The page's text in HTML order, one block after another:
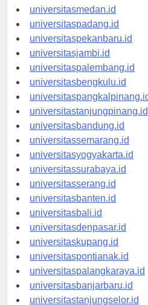
universitasaceh.id
universitasmedan.id
universitaspadang.id
universitaspekanbaru.id
universitasjambi.id
universitaspalembang.id
universitasbengkulu.id
universitaspangkalpinang.id
universitastanjungpinang.id
universitasbandung.id
universitassemarang.id
universitasyogyakarta.id
universitassurabaya.id
universitasserang.id
universitasbanten.id
universitasbali.id
universitasdenpasar.id
universitaskupang.id
universitaspontianak.id
universitaspalangkaraya.id
universitasbanjarbaru.id